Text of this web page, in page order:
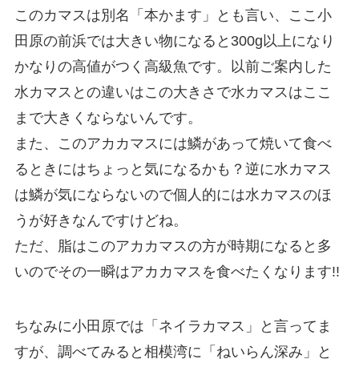
このカマスは別名「本かます」とも言い、ここ小
田原の前浜では大きい物になると300g以上になり
かなりの高値がつく高級魚です。以前ご案内した
水カマスとの違いはこの大きさで水カマスはここ
まで大きくならないんです。
また、このアカカマスには鱗があって焼いて食べ
るときにはちょっと気になるかも？逆に水カマス
は鱗が気にならないので個人的には水カマスのほ
うが好きなんですけどね。
ただ、脂はこのアカカマスの方が時期になると多
いのでその一瞬はアカカマスを食べたくなります!!
ちなみに小田原では「ネイラカマス」と言ってま
すが、調べてみると相模湾に「ねいらん深み」と